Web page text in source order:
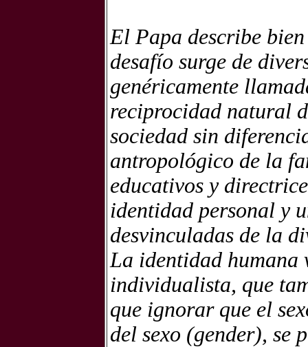
El Papa describe
desafío surge de
genéricamente
reciprocidad natural
sociedad sin
antropológico de la
educativos y
identidad personal y
desvinculadas de la
La identidad humana
individualista, que
que ignorar que el
del sexo (gender), se